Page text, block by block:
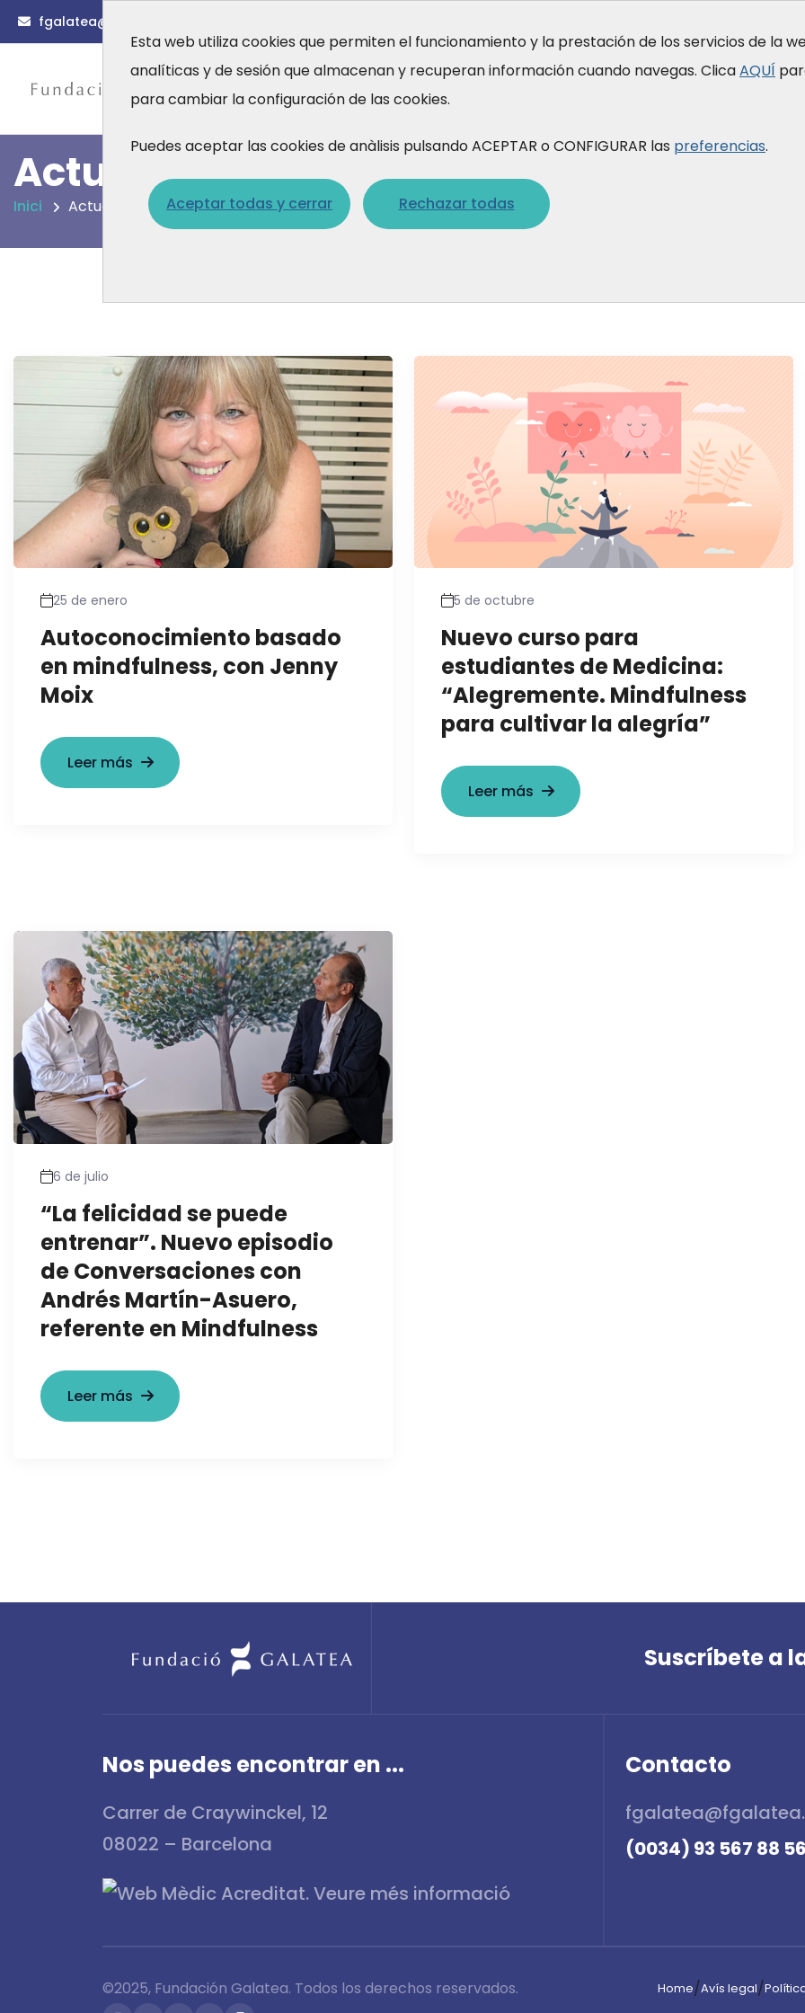
Esta web utiliza cookies que permiten el funcionamiento y la prestación de los servicios de la
analíticas y de sesión que almacenan y recuperan información cuando navegas. ClicaAQUÍ
para cambiar la configuración de las cookies.
Puedes aceptar las cookies de anàlisis pulsando ACEPTAR o CONFIGURAR las preferencias.
Aceptar todas y cerrar Rechazar todas
fgalatea@fgalatea.org
Actualidad Formación Quiénes somos
Qué hacemos
A quiénes nos dirigimos
Actualidad
Inici Actualidad
25 de enero
Autoconocimiento basado
en mindfulness, con Jenny
Moix
Leer más
5 de octubre
Nuevo curso para
estudiantes de Medicina:
“Alegremente. Mindfulness
para cultivar la alegría”
Leer más
6 de julio
“La felicidad se puede
entrenar”. Nuevo episodio
de Conversaciones con
Andrés Martín-Asuero,
referente en Mindfulness
Leer más
Suscríbete a
Nos puedes encontrar en ...
Carrer de Craywinckel, 12
08022 – Barcelona
Contacto
(0034) 93 567 88 56
©2025, Fundación Galatea. Todos los derechos reservados. Home/Avís legal/